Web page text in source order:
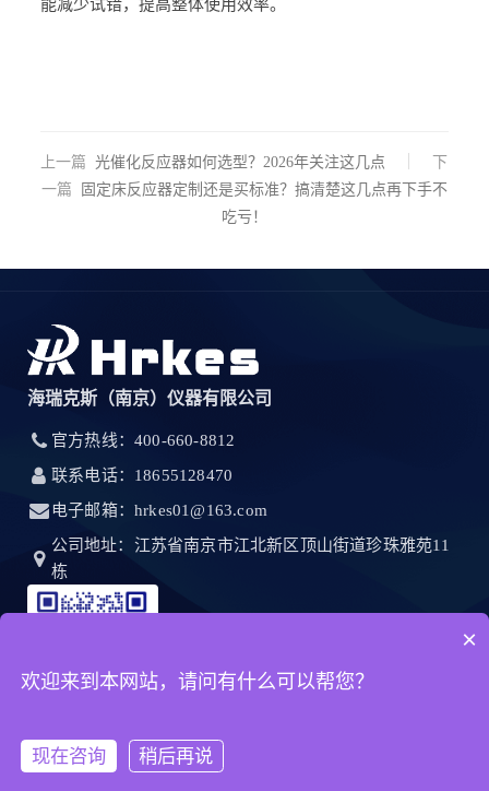
能减少试错，提高整体使用效率。
上一篇 光催化反应器如何选型？2026年关注这几点
下
一篇
固定床反应器定制还是买标准？搞清楚这几点再下手不
吃亏！
海瑞克斯（南京）仪器有限公司
官方热线：400-660-8812
联系电话：18655128470
电子邮箱：hrkes01@163.com
公司地址：江苏省南京市江北新区顶山街道珍珠雅苑11
栋
×
欢迎来到本网站，请问有什么可以帮您？
现在咨询 稍后再说